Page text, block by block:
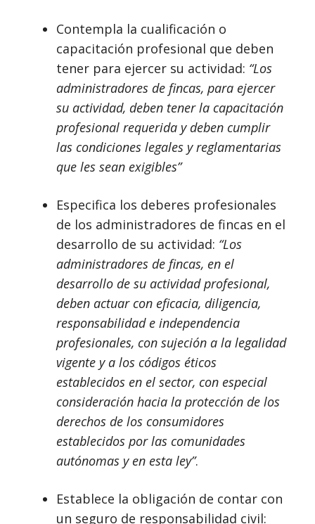
Contempla la cualificación o
capacitación profesional que deben
tener para ejercer su actividad: “Los
administradores de fincas, para ejercer
su actividad, deben tener la capacitación
profesional requerida y deben cumplir
las condiciones legales y reglamentarias
que les sean exigibles”
Especifica los deberes profesionales
de los administradores de fincas en el
desarrollo de su actividad: “Los
administradores de fincas, en el
desarrollo de su actividad profesional,
deben actuar con eficacia, diligencia,
responsabilidad e independencia
profesionales, con sujeción a la legalidad
vigente y a los códigos éticos
establecidos en el sector, con especial
consideración hacia la protección de los
derechos de los consumidores
establecidos por las comunidades
autónomas y en esta ley”.
Establece la obligación de contar con
un seguro de responsabilidad civil: